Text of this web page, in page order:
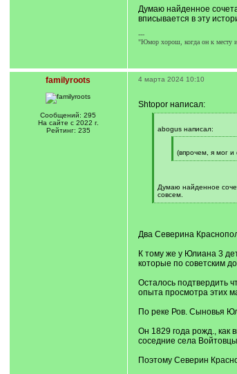
]
Думаю найденное
вписывается в эту
---
"Юмор хорош, когда он к месту и
familyroots
Сообщений: 295
На сайте с 2022 г.
Рейтинг: 235
4 марта 2024 10:10
Shtopor написал:
q
abogus написал:
q
]
(впрочем, я мог и
[
Думаю найденное
совсем.
[
Два Северина
К тому же у Юлиана 3
которые по советским
Осталось подтвердить
опыта просмотра этих
По реке Ров. Сыновья
Он 1829 года рожд., как
соседние села
Поэтому Северин